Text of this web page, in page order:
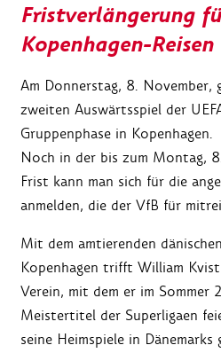
Fristverlängerung
Kopenhagen-Reisen
Am Donnerstag, 8. November,
zweiten Auswärtsspiel der
Gruppenphase in Kopenhagen.
Noch in der bis zum Montag,
Frist kann man sich für die
anmelden, die der VfB für
Mit dem amtierenden
Kopenhagen trifft William
Verein, mit dem er im Sommer
Meistertitel der Superligaen
seine Heimspiele in